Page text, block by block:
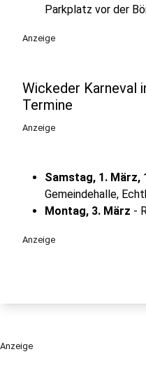
Parkplatz vor der
Anzeige
Wickeder Karneval
Termine
Anzeige
Samstag, 1. März,
Gemeindehalle,
Montag, 3. März -
Anzeige
Anzeige